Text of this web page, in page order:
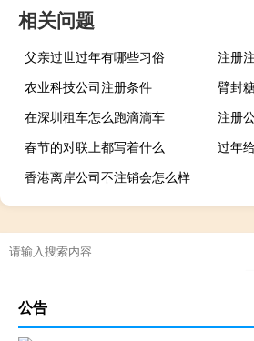
相关问题
父亲过世过年有哪些习俗
注册
农业科技公司注册条件
臂封
在深圳租车怎么跑滴滴车
注册
春节的对联上都写着什么
过年
香港离岸公司不注销会怎么样
公告